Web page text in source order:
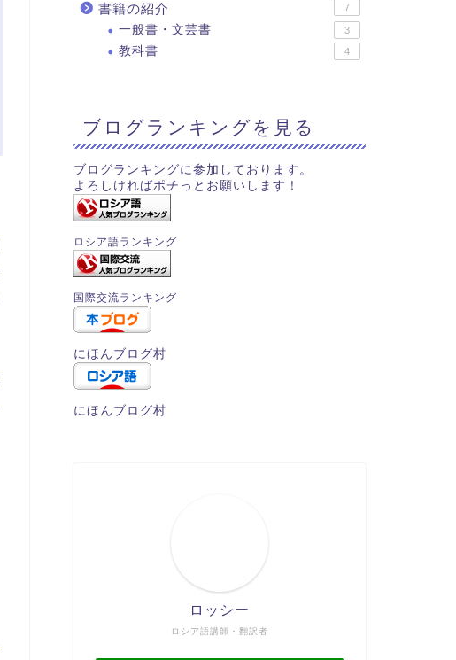
書籍の紹介 7
一般書・文芸書 3
教科書 4
ブログランキングを見る
ブログランキングに参加しております。
よろしければポチっとお願いします！
ロシア語ランキング
国際交流ランキング
にほんブログ村
にほんブログ村
ロシア語講師・翻訳者
ロッシー